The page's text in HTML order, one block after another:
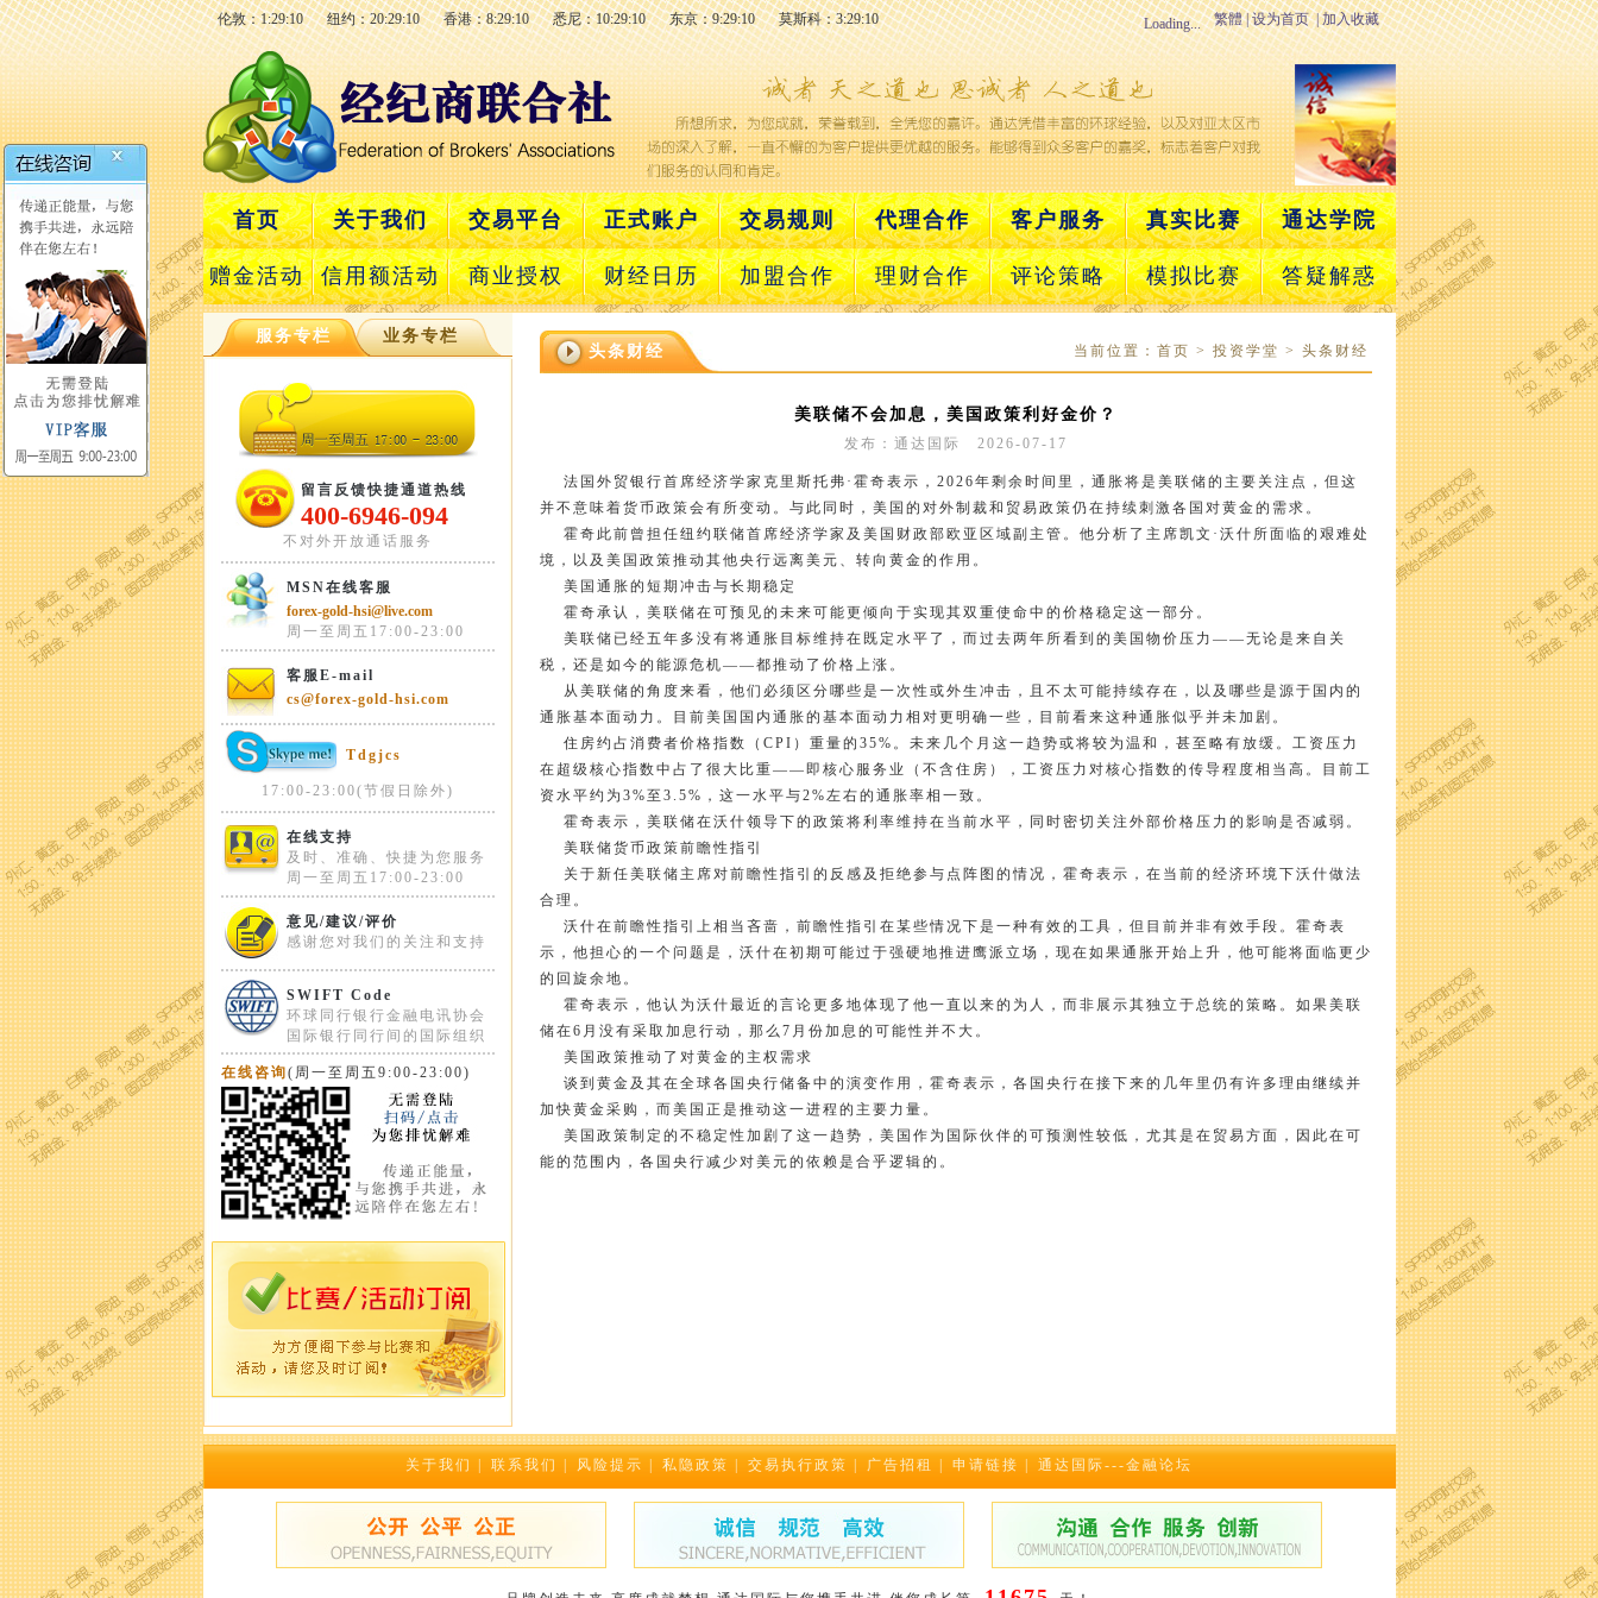
伦敦：1:29:10 纽约：20:29:10 香港：8:29:10 悉尼：10:29:10 东京：9:29:10 莫斯科：3:29:10 |加入收藏
|设为首页
繁體
Loading...
首页 关于我们 交易平台 正式账户 交易规则 代理合作 客户服务 真实比赛 通达学院
赠金活动 信用额活动 商业授权 财经日历 加盟合作 理财合作 评论策略 模拟比赛 答疑解惑
服务专栏 业务专栏
留言反馈快捷通道热线
400-6946-094
不对外开放通话服务
MSN在线客服
forex-gold-hsi@live.com
周一至周五17:00-23:00
客服E-mail
cs@forex-gold-hsi.com
Tdgjcs
17:00-23:00(节假日除外)
在线支持
及时、准确、快捷为您服务
周一至周五17:00-23:00
意见/建议/评价
感谢您对我们的关注和支持
SWIFT Code
环球同行银行金融电讯协会
国际银行同行间的国际组织
在线咨询(周一至周五9:00-23:00)
头条财经 当前位置： 首页 > 投资学堂 > 头条财经
美联储不会加息，美国政策利好金价？
发布：通达国际 2026-07-17
法国外贸银行首席经济学家克里斯托弗·霍奇表示，2026年剩余时间里，通胀将是美联储的主要关注点，但这
并不意味着货币政策会有所变动。与此同时，美国的对外制裁和贸易政策仍在持续刺激各国对黄金的需求。
霍奇此前曾担任纽约联储首席经济学家及美国财政部欧亚区域副主管。他分析了主席凯文·沃什所面临的艰难处
境，以及美国政策推动其他央行远离美元、转向黄金的作用。
美国通胀的短期冲击与长期稳定
霍奇承认，美联储在可预见的未来可能更倾向于实现其双重使命中的价格稳定这一部分。
美联储已经五年多没有将通胀目标维持在既定水平了，而过去两年所看到的美国物价压力——无论是来自关
税，还是如今的能源危机——都推动了价格上涨。
从美联储的角度来看，他们必须区分哪些是一次性或外生冲击，且不太可能持续存在，以及哪些是源于国内的
通胀基本面动力。目前美国国内通胀的基本面动力相对更明确一些，目前看来这种通胀似乎并未加剧。
住房约占消费者价格指数（CPI）重量的35%。未来几个月这一趋势或将较为温和，甚至略有放缓。工资压力
在超级核心指数中占了很大比重——即核心服务业（不含住房），工资压力对核心指数的传导程度相当高。目前工
资水平约为3%至3.5%，这一水平与2%左右的通胀率相一致。
霍奇表示，美联储在沃什领导下的政策将利率维持在当前水平，同时密切关注外部价格压力的影响是否减弱。
美联储货币政策前瞻性指引
关于新任美联储主席对前瞻性指引的反感及拒绝参与点阵图的情况，霍奇表示，在当前的经济环境下沃什做法
合理。
沃什在前瞻性指引上相当吝啬，前瞻性指引在某些情况下是一种有效的工具，但目前并非有效手段。霍奇表
示，他担心的一个问题是，沃什在初期可能过于强硬地推进鹰派立场，现在如果通胀开始上升，他可能将面临更少
的回旋余地。
霍奇表示，他认为沃什最近的言论更多地体现了他一直以来的为人，而非展示其独立于总统的策略。如果美联
储在6月没有采取加息行动，那么7月份加息的可能性并不大。
美国政策推动了对黄金的主权需求
谈到黄金及其在全球各国央行储备中的演变作用，霍奇表示，各国央行在接下来的几年里仍有许多理由继续并
加快黄金采购，而美国正是推动这一进程的主要力量。
美国政策制定的不稳定性加剧了这一趋势，美国作为国际伙伴的可预测性较低，尤其是在贸易方面，因此在可
能的范围内，各国央行减少对美元的依赖是合乎逻辑的。
关于我们 联系我们 风险提示 私隐政策 交易执行政策 广告招租 申请链接 通达国际---金融论坛